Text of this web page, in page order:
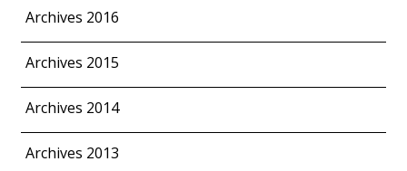
Archives 2016
Archives 2015
Archives 2014
Archives 2013